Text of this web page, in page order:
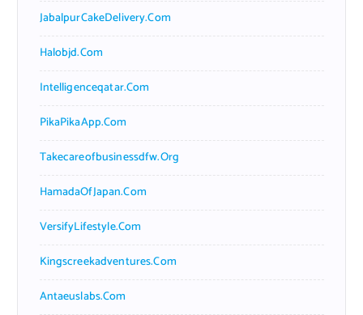
JabalpurCakeDelivery.com
Halobjd.com
Intelligenceqatar.com
PikaPikaApp.com
Takecareofbusinessdfw.org
HamadaOfJapan.com
VersifyLifestyle.com
Kingscreekadventures.com
Antaeuslabs.com